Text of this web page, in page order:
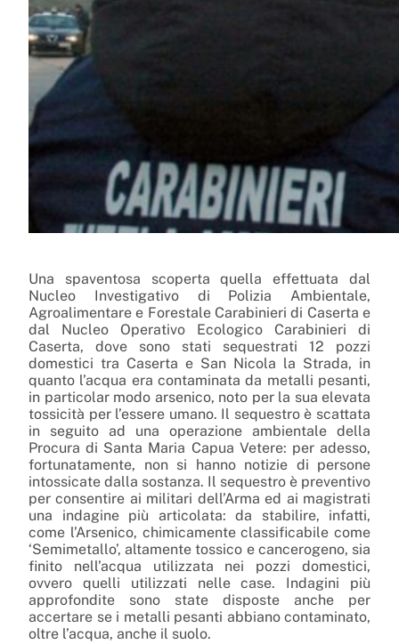
Una spaventosa scoperta quella effettuata dal
Nucleo Investigativo di Polizia Ambientale,
Agroalimentare e Forestale Carabinieri di Caserta e
dal Nucleo Operativo Ecologico Carabinieri di
Caserta, dove sono stati sequestrati 12 pozzi
domestici tra Caserta e San Nicola la Strada, in
quanto l’acqua era contaminata da metalli pesanti,
in particolar modo arsenico, noto per la sua elevata
tossicità per l’essere umano. Il sequestro è scattata
in seguito ad una operazione ambientale della
Procura di Santa Maria Capua Vetere: per adesso,
fortunatamente, non si hanno notizie di persone
intossicate dalla sostanza. Il sequestro è preventivo
per consentire ai militari dell’Arma ed ai magistrati
una indagine più articolata: da stabilire, infatti,
come l’Arsenico, chimicamente classificabile come
‘Semimetallo’, altamente tossico e cancerogeno, sia
finito nell’acqua utilizzata nei pozzi domestici,
ovvero quelli utilizzati nelle case. Indagini più
approfondite sono state disposte anche per
accertare se i metalli pesanti abbiano contaminato,
oltre l’acqua, anche il suolo.